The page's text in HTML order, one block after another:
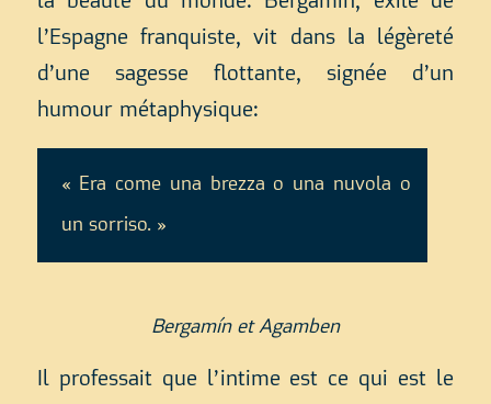
l’Espagne franquiste, vit dans la légèreté
d’une sagesse flottante, signée d’un
humour métaphysique:
« Era come una brezza o una nuvola o
un sorriso. »
Bergamín et Agamben
Il professait que l’intime est ce qui est le